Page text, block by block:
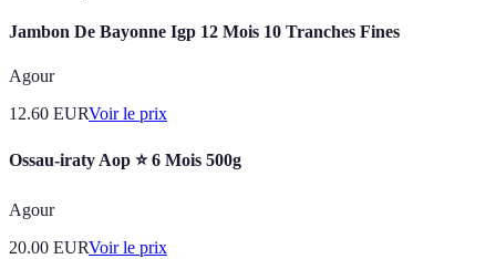
Jambon De Bayonne Igp 12 Mois 10 Tranches Fines
Agour
12.60 EURVoir le prix
Ossau-iraty Aop ⭐ 6 Mois 500g
Agour
20.00 EURVoir le prix